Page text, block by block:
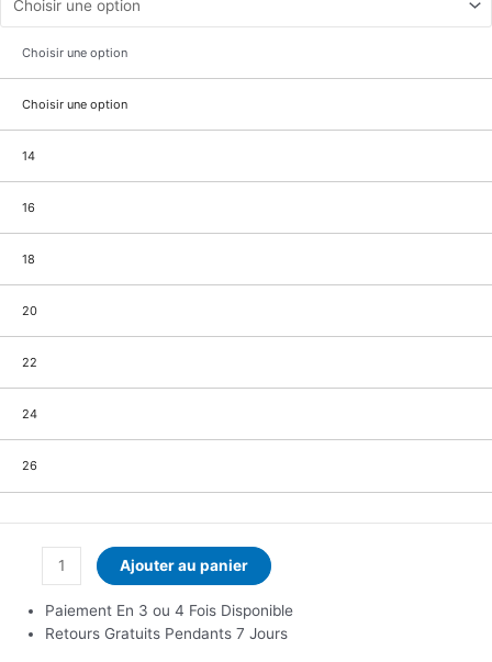
Choisir une option
Choisir une option
14
16
18
20
22
24
26
Ajouter au panier
Paiement En 3 ou 4 Fois Disponible
Retours Gratuits Pendants 7 Jours